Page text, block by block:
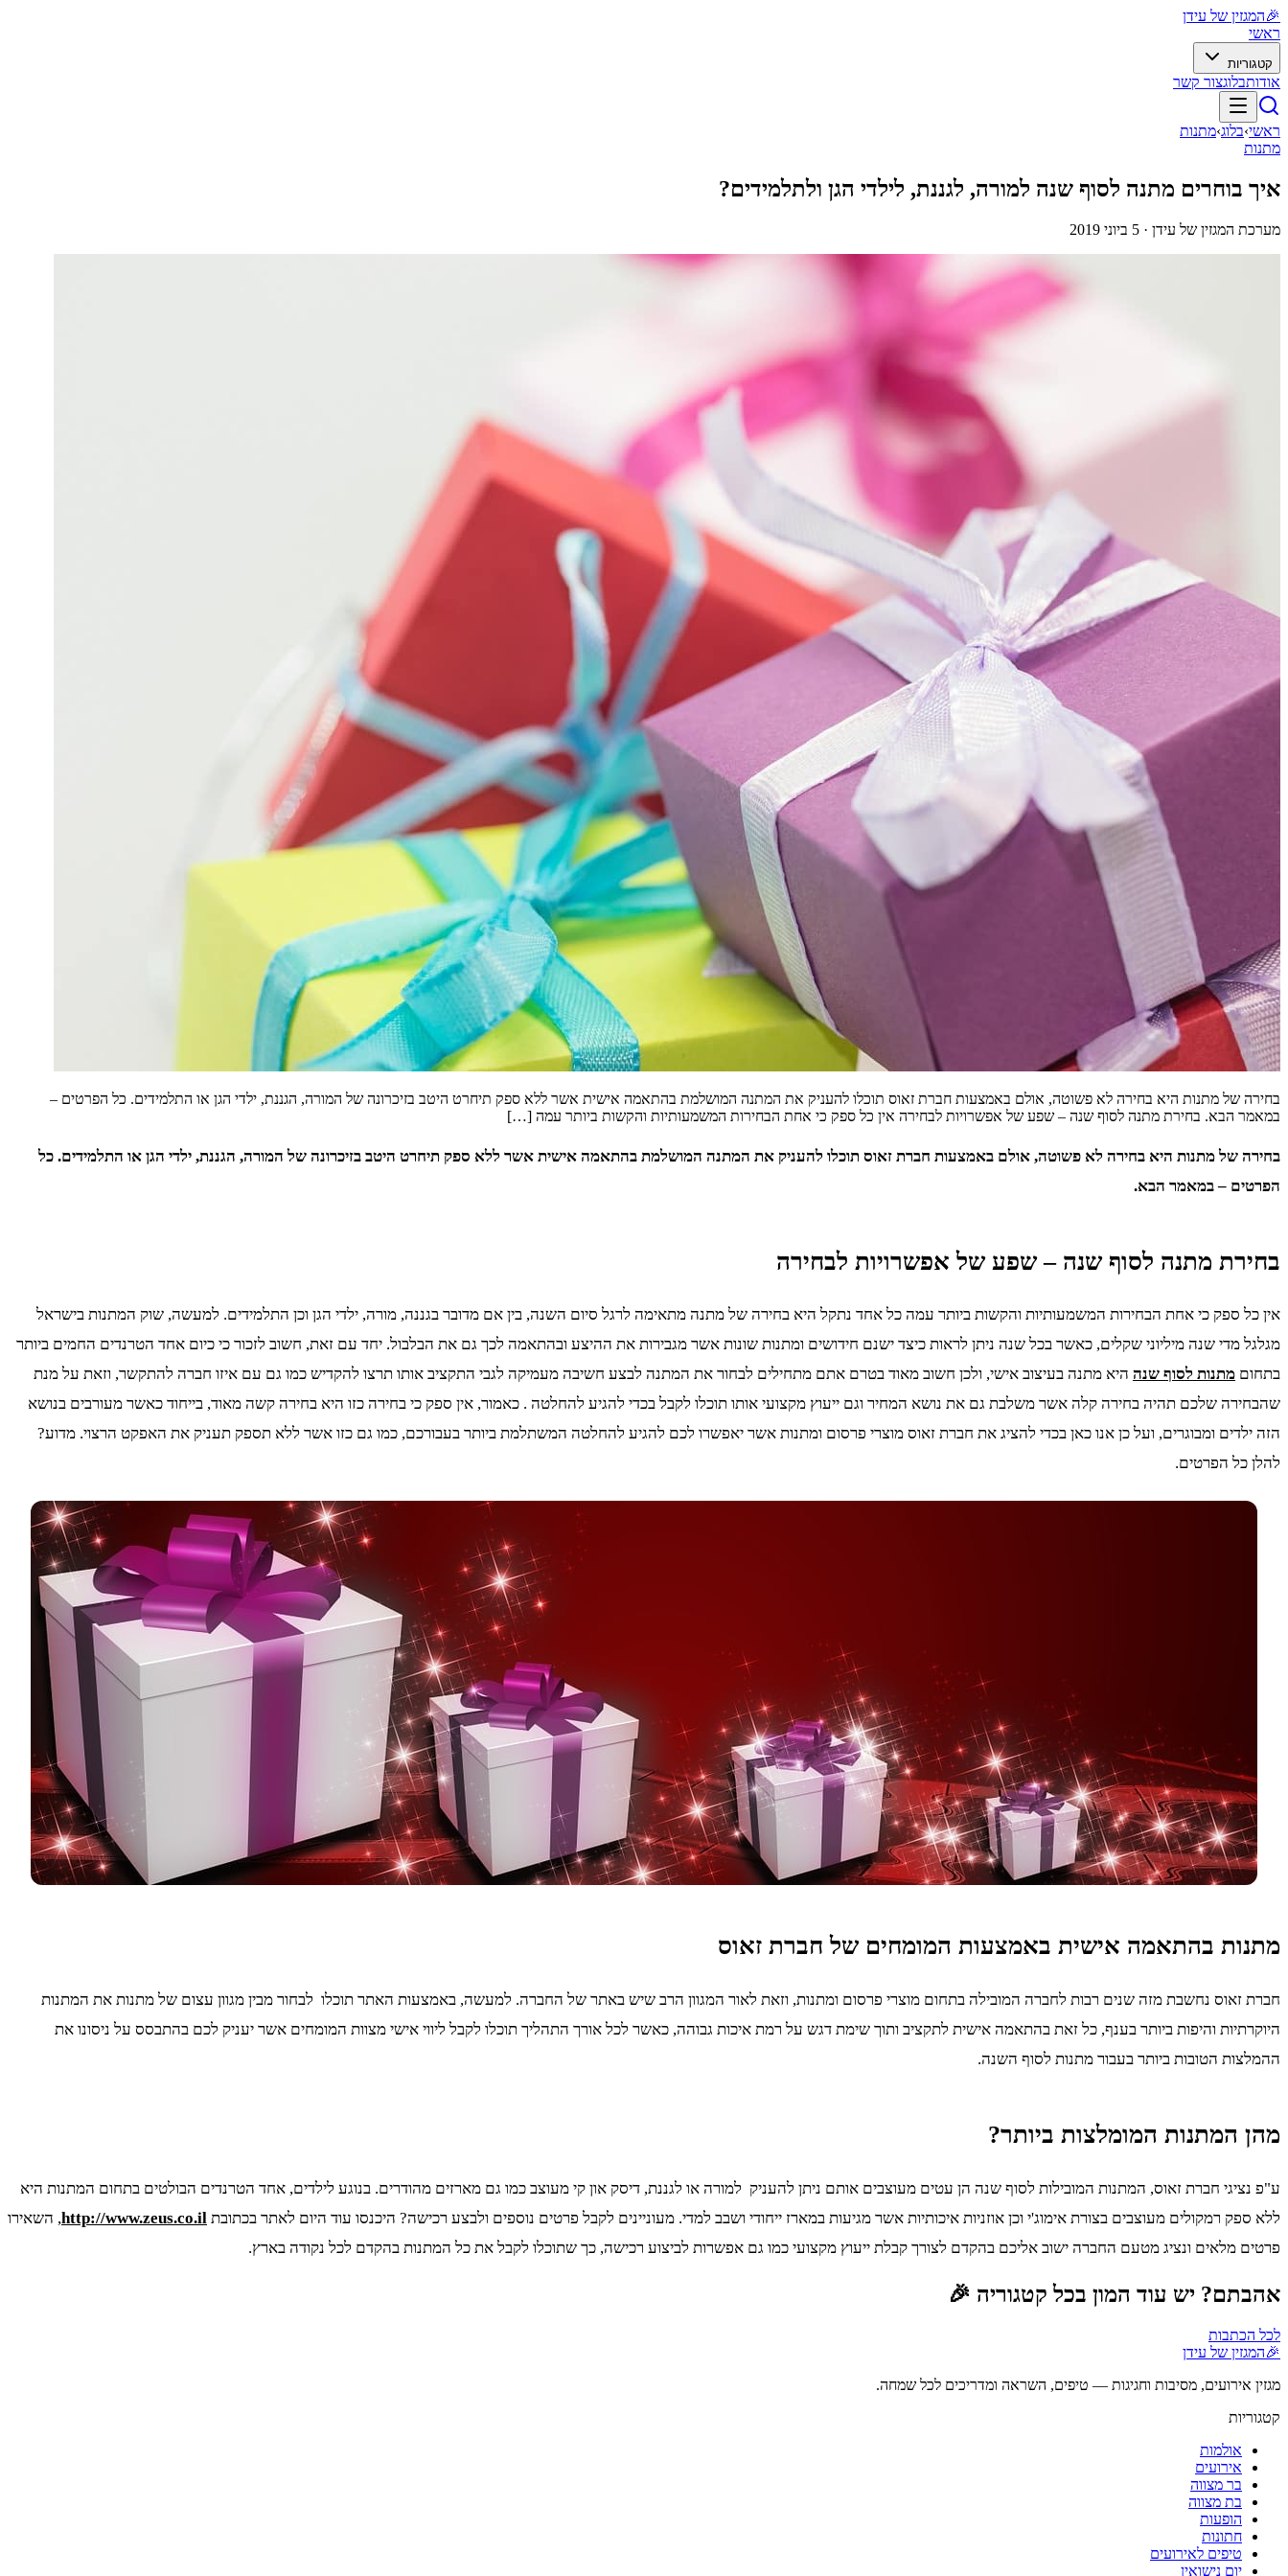
🎉המגזין של עידן
ראשי
קטגוריות
אודותבלוגצור קשר
ראשי›בלוג›מתנות
מתנות
איך בוחרים מתנה לסוף שנה למורה, לגננת, לילדי הגן ולתלמידים?
מערכת המגזין של עידן · 5 ביוני 2019
בחירה של מתנות היא בחירה לא פשוטה, אולם באמצעות חברת זאוס תוכלו להעניק את המתנה המושלמת בהתאמה אישית אשר ללא ספק תיחרט היטב בזיכרונה של המורה, הגננת, ילדי הגן או התלמידים. כל הפרטים –
במאמר הבא. בחירת מתנה לסוף שנה – שפע של אפשרויות לבחירה אין כל ספק כי אחת הבחירות המשמעותיות והקשות ביותר עמה […]
בחירה של מתנות היא בחירה לא פשוטה, אולם באמצעות חברת זאוס תוכלו להעניק את המתנה המושלמת בהתאמה אישית אשר ללא ספק תיחרט היטב בזיכרונה של המורה, הגננת, ילדי הגן או התלמידים. כל
הפרטים – במאמר הבא.
בחירת מתנה לסוף שנה – שפע של אפשרויות לבחירה
אין כל ספק כי אחת הבחירות המשמעותיות והקשות ביותר עמה כל אחד נתקל היא בחירה של מתנה מתאימה לרגל סיום השנה, בין אם מדובר בגננה, מורה, ילדי הגן וכן התלמידים. למעשה, שוק המתנות בישראל
מגלגל מדי שנה מיליוני שקלים, כאשר בכל שנה ניתן לראות כיצד ישנם חידושים ומתנות שונות אשר מגבירות את ההיצע ובהתאמה לכך גם את הבלבול. יחד עם זאת, חשוב לזכור כי כיום אחד הטרנדים החמים ביותר
בתחום מתנות לסוף שנה היא מתנה בעיצוב אישי, ולכן חשוב מאוד בטרם אתם מתחילים לבחור את המתנה לבצע חשיבה מעמיקה לגבי התקציב אותו תרצו להקדיש כמו גם עם איזו חברה להתקשר, וזאת על מנת
שהבחירה שלכם תהיה בחירה קלה אשר משלבת גם את נושא המחיר וגם ייעוץ מקצועי אותו תוכלו לקבל בכדי להגיע להחלטה . כאמור, אין ספק כי בחירה כזו היא בחירה קשה מאוד, בייחוד כאשר מעורבים בנושא
הזה ילדים ומבוגרים, ועל כן אנו כאן בכדי להציג את חברת זאוס מוצרי פרסום ומתנות אשר יאפשרו לכם להגיע להחלטה המשתלמת ביותר בעבורכם, כמו גם כזו אשר ללא תספק תעניק את האפקט הרצוי. מדוע?
להלן כל הפרטים.
מתנות בהתאמה אישית באמצעות המומחים של חברת זאוס
חברת זאוס נחשבת מזה שנים רבות לחברה המובילה בתחום מוצרי פרסום ומתנות, וזאת לאור המגוון הרב שיש באתר של החברה. למעשה, באמצעות האתר תוכלו לבחור מבין מגוון עצום של מתנות את המתנות
היוקרתיות והיפות ביותר בענף, כל זאת בהתאמה אישית לתקציב ותוך שימת דגש על רמת איכות גבוהה, כאשר לכל אורך התהליך תוכלו לקבל ליווי אישי מצוות המומחים אשר יעניק לכם בהתבסס על ניסונו את
ההמלצות הטובות ביותר בעבור מתנות לסוף השנה.
מהן המתנות המומלצות ביותר?
ע"פ נציגי חברת זאוס, המתנות המובילות לסוף שנה הן עטים מעוצבים אותם ניתן להעניק למורה או לגננת, דיסק און קי מעוצב כמו גם מארזים מהודרים. בנוגע לילדים, אחד הטרנדים הבולטים בתחום המתנות היא
ללא ספק רמקולים מעוצבים בצורת אימוג'י וכן אוזניות איכותיות אשר מגיעות במארז ייחודי ושבב למדי. מעוניינים לקבל פרטים נוספים ולבצע רכישה? היכנסו עוד היום לאתר בכתובת http://www.zeus.co.il, השאירו
פרטים מלאים ונציג מטעם החברה ישוב אליכם בהקדם לצורך קבלת ייעוץ מקצועי כמו גם אפשרות לביצוע רכישה, כך שתוכלו לקבל את כל המתנות בהקדם לכל נקודה בארץ.
אהבתם? יש עוד המון בכל קטגוריה 🎉
לכל הכתבות
🎉המגזין של עידן
מגזין אירועים, מסיבות וחגיגות — טיפים, השראה ומדריכים לכל שמחה.
קטגוריות
אולמות
אירועים
בר מצווה
בת מצווה
הופעות
חתונות
טיפים לאירועים
יום נישואין